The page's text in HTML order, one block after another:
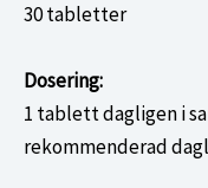
30 tabletter
Dosering:
1 tablett dagligen i
rekommenderad